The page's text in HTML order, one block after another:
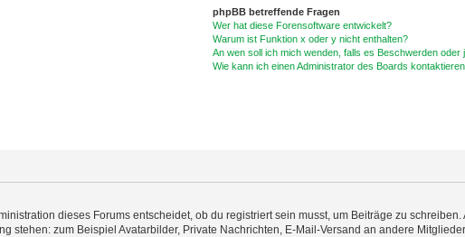
phpBB betreffende Fragen
Wer hat diese Forensoftware entwickelt?
Warum ist Funktion x oder y nicht enthalten?
An wen soll ich mich wenden, falls es Beschwerden
Wie kann ich einen Administrator des Boards
dieses Forums entscheidet, ob du registriert sein musst, um Beiträge zu
stehen: zum Beispiel Avatarbilder, Private Nachrichten, E-Mail-Versand an andere